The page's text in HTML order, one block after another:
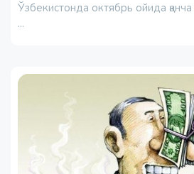
Ўзбекистонда октябрь ойида қанча
...